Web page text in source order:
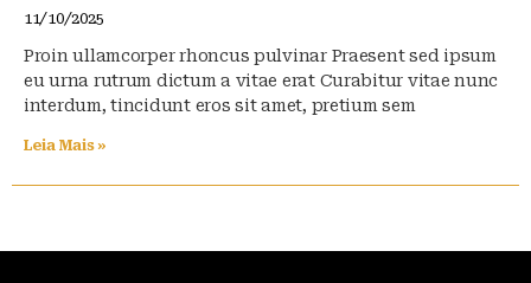
11/10/2025
Proin ullamcorper rhoncus pulvinar Praesent sed ipsum
eu urna rutrum dictum a vitae erat Curabitur vitae nunc
interdum, tincidunt eros sit amet, pretium sem
Leia Mais »